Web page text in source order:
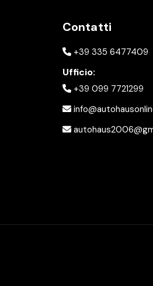
Contatti
+39 335 6477409
Ufficio:
+39 099 7721299